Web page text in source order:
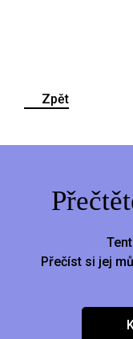
Zpět
Přečíst si jej